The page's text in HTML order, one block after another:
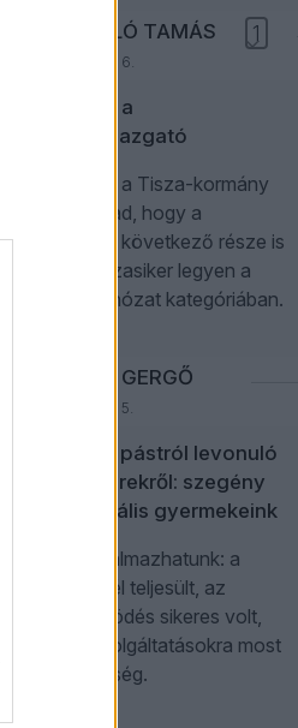
PAPP LÁSZLÓ TAMÁS
2026. augusztus 6.
1
Sógorom, a
múzeumigazgató
Úgy néz ki, a Tisza-kormány
jó úton halad, hogy a
Sógország következő része is
zajos kasszasiker legyen a
botránybohózat kategóriában.
NEFELEJCS GERGŐ
2026. augusztus 5.
A politikai pástról levonuló
influenszerekről: szegény
paraszociális gyermekeink
Úgy is fogalmazhatunk: a
kampánycél teljesült, az
együttműködés sikeres volt,
további szolgáltatásokra most
nincs szükség.